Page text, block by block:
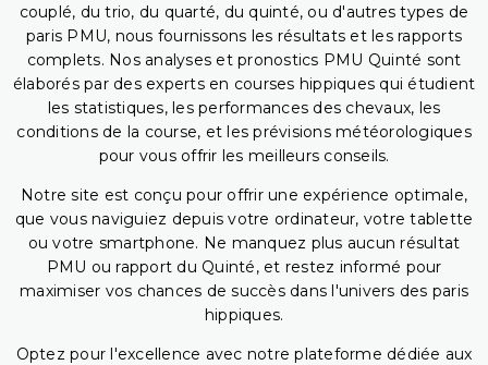
couplé, du trio, du quarté, du quinté, ou d'autres types de
paris PMU, nous fournissons les résultats et les rapports
complets. Nos analyses et pronostics PMU Quinté sont
élaborés par des experts en courses hippiques qui étudient
les statistiques, les performances des chevaux, les
conditions de la course, et les prévisions météorologiques
pour vous offrir les meilleurs conseils.
Notre site est conçu pour offrir une expérience optimale,
que vous naviguiez depuis votre ordinateur, votre tablette
ou votre smartphone. Ne manquez plus aucun résultat
PMU ou rapport du Quinté, et restez informé pour
maximiser vos chances de succès dans l'univers des paris
hippiques.
Optez pour l'excellence avec notre plateforme dédiée aux